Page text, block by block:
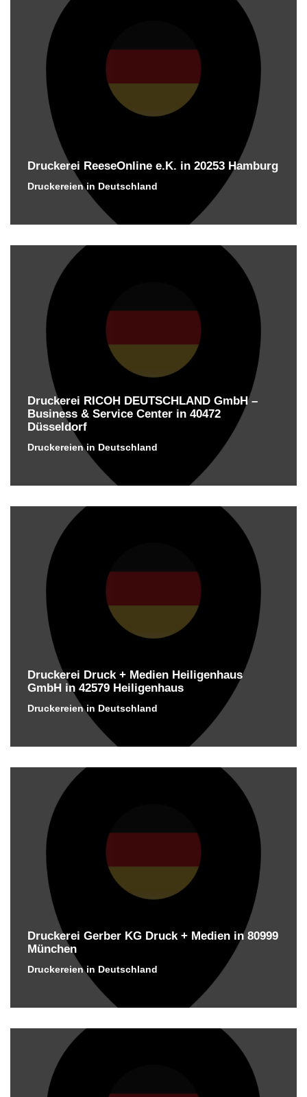
Druckerei ReeseOnline e.K. in 20253 Hamburg
Druckereien in Deutschland
Druckerei RICOH DEUTSCHLAND GmbH –
Business & Service Center in 40472
Düsseldorf
Druckereien in Deutschland
Druckerei Druck + Medien Heiligenhaus
GmbH in 42579 Heiligenhaus
Druckereien in Deutschland
Druckerei Gerber KG Druck + Medien in 80999
München
Druckereien in Deutschland